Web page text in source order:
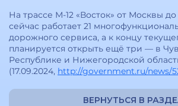
На трассе М-12 «Восток» от Москвы
сейчас работает 21
дорожного сервиса, а к концу
планируется открыть ещё три — в
Республике и Нижегородской
(17.09.2024, http://government.ru/news/
ВЕРНУТЬСЯ В